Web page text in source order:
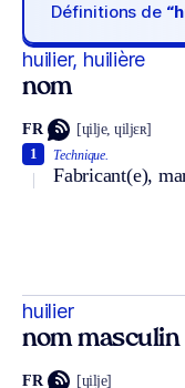
Définitions de
huilier, huilière
nom
FR [ɥilje, ɥiljɛʀ]
Technique.
Fabricant(e),
1
huilier
nom masculin
FR [ɥilje]